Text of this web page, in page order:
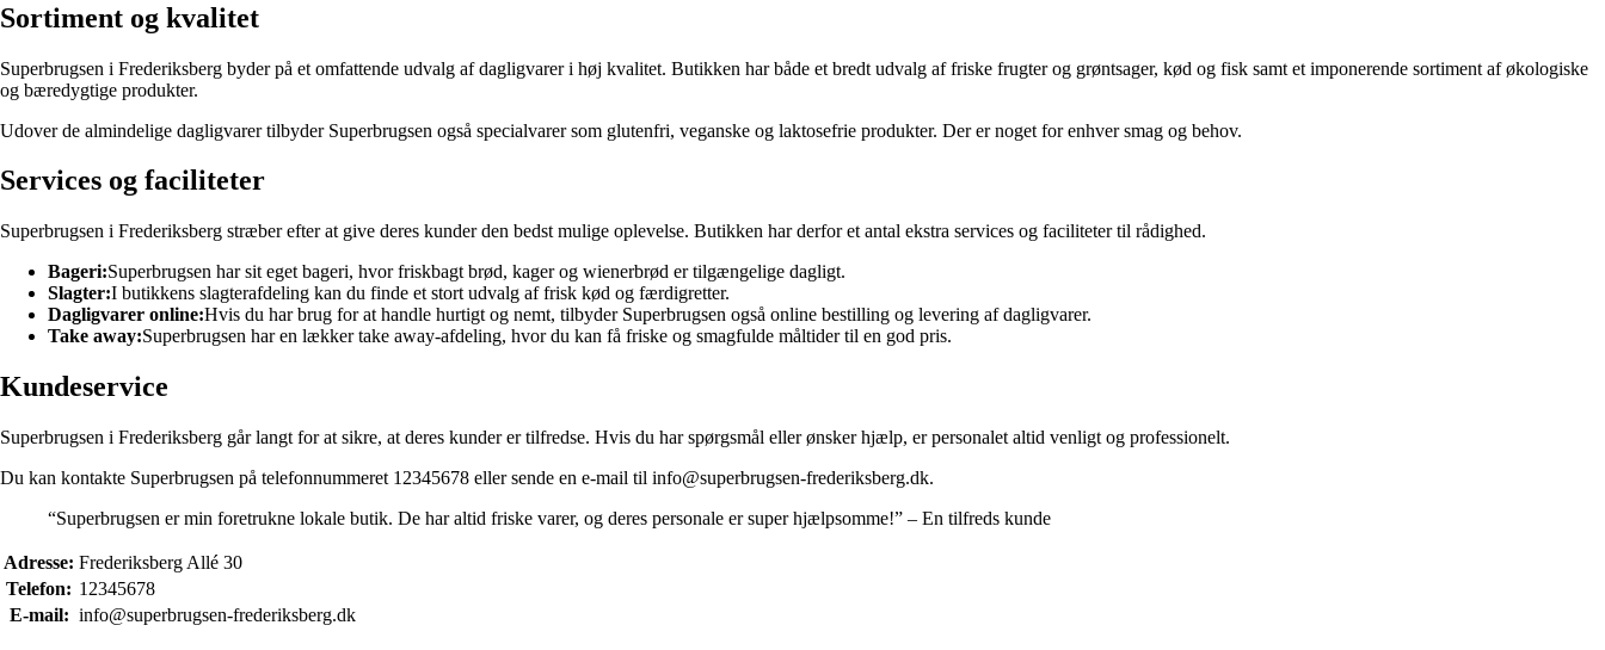
Sortiment og kvalitet
Superbrugsen i Frederiksberg byder på et omfattende udvalg af dagligvarer i høj kvalitet. Butikken har både et bredt udvalg af friske frugter og grøntsager, kød og fisk samt et imponerende sortiment af økologiske
og bæredygtige produkter.
Udover de almindelige dagligvarer tilbyder Superbrugsen også specialvarer som glutenfri, veganske og laktosefrie produkter. Der er noget for enhver smag og behov.
Services og faciliteter
Superbrugsen i Frederiksberg stræber efter at give deres kunder den bedst mulige oplevelse. Butikken har derfor et antal ekstra services og faciliteter til rådighed.
Bageri:Superbrugsen har sit eget bageri, hvor friskbagt brød, kager og wienerbrød er tilgængelige dagligt.
Slagter:I butikkens slagterafdeling kan du finde et stort udvalg af frisk kød og færdigretter.
Dagligvarer online:Hvis du har brug for at handle hurtigt og nemt, tilbyder Superbrugsen også online bestilling og levering af dagligvarer.
Take away:Superbrugsen har en lækker take away-afdeling, hvor du kan få friske og smagfulde måltider til en god pris.
Kundeservice
Superbrugsen i Frederiksberg går langt for at sikre, at deres kunder er tilfredse. Hvis du har spørgsmål eller ønsker hjælp, er personalet altid venligt og professionelt.
Du kan kontakte Superbrugsen på telefonnummeret 12345678 eller sende en e-mail til info@superbrugsen-frederiksberg.dk.
“Superbrugsen er min foretrukne lokale butik. De har altid friske varer, og deres personale er super hjælpsomme!” – En tilfreds kunde
Adresse: Frederiksberg Allé 30
Telefon: 12345678
E-mail: info@superbrugsen-frederiksberg.dk